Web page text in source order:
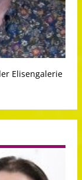
Elisengalerie